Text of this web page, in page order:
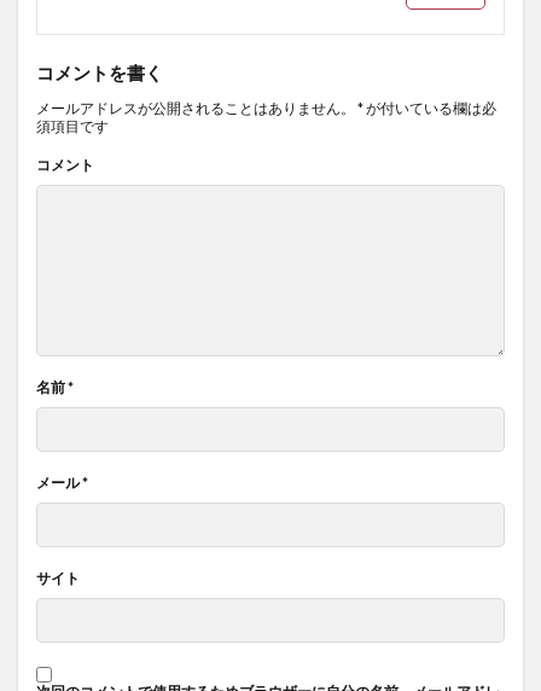
コメントを書く
メールアドレスが公開されることはありません。 *が付いている欄は必
須項目です
コメント
名前*
メール*
サイト